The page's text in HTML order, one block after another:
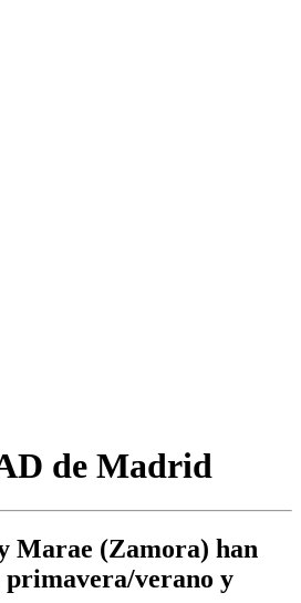
de Madrid
Marae (Zamora) han
primavera/verano y